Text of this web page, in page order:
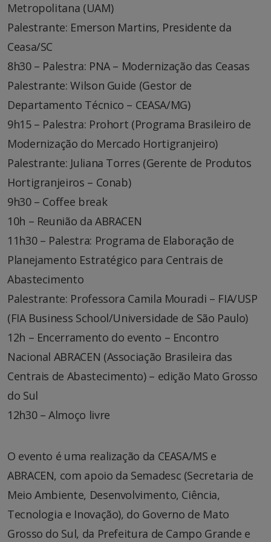
Metropolitana (UAM)
Palestrante: Emerson Martins, Presidente da
Ceasa/SC
8h30 – Palestra: PNA – Modernização das Ceasas
Palestrante: Wilson Guide (Gestor de
Departamento Técnico – CEASA/MG)
9h15 – Palestra: Prohort (Programa Brasileiro de
Modernização do Mercado Hortigranjeiro)
Palestrante: Juliana Torres (Gerente de Produtos
Hortigranjeiros – Conab)
9h30 – Coffee break
10h – Reunião da ABRACEN
11h30 – Palestra: Programa de Elaboração de
Planejamento Estratégico para Centrais de
Abastecimento
Palestrante: Professora Camila Mouradi – FIA/USP
(FIA Business School/Universidade de São Paulo)
12h – Encerramento do evento – Encontro
Nacional ABRACEN (Associação Brasileira das
Centrais de Abastecimento) – edição Mato Grosso
do Sul
12h30 – Almoço livre
O evento é uma realização da CEASA/MS e
ABRACEN, com apoio da Semadesc (Secretaria de
Meio Ambiente, Desenvolvimento, Ciência,
Tecnologia e Inovação), do Governo de Mato
Grosso do Sul, da Prefeitura de Campo Grande e